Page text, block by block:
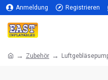
Anmeldung Registrieren
Zubehör